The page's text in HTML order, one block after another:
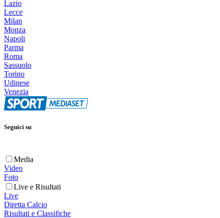
Lazio
Lecce
Milan
Monza
Napoli
Parma
Roma
Sassuolo
Torino
Udinese
Venezia
Seguici su
Media
Video
Foto
Live e Risultati
Live
Diretta Calcio
Risultati e Classifiche